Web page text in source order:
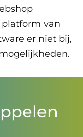
van
er niet bij,